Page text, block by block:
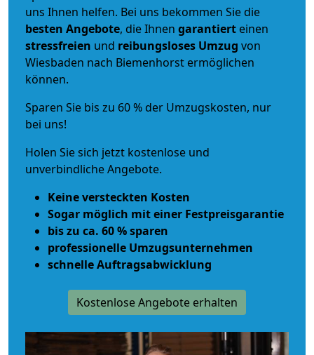
uns Ihnen helfen. Bei uns bekommen Sie die
besten Angebote, die Ihnen garantiert einen
stressfreien und reibungsloses Umzug von
Wiesbaden nach Biemenhorst ermöglichen
können.
Sparen Sie bis zu 60 % der Umzugskosten, nur
bei uns!
Holen Sie sich jetzt kostenlose und
unverbindliche Angebote.
Keine versteckten Kosten
Sogar möglich mit einer Festpreisgarantie
bis zu ca. 60 % sparen
professionelle Umzugsunternehmen
schnelle Auftragsabwicklung
Kostenlose Angebote erhalten